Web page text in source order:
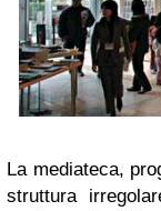
La mediateca,
struttura